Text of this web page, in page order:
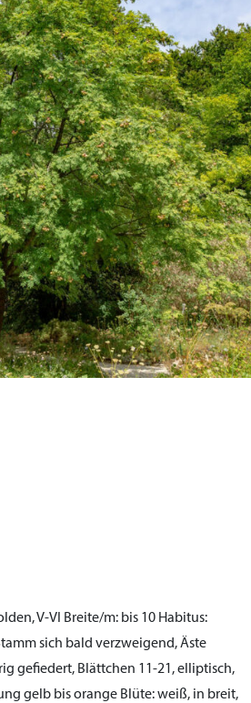
V-VI Breite/m: bis 10 Habitus:
sich bald verzweigend, Äste
gefiedert, Blättchen 11-21, elliptisch,
gelb bis orange Blüte:weiß, in breit,